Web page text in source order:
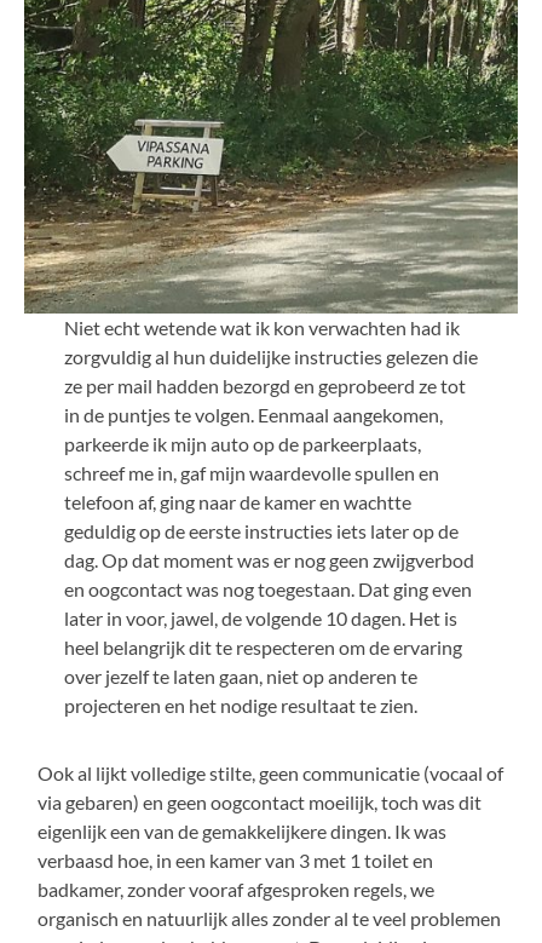
Niet echt wetende wat ik kon verwachten had ik
zorgvuldig al hun duidelijke instructies gelezen die
ze per mail hadden bezorgd en geprobeerd ze tot
in de puntjes te volgen. Eenmaal aangekomen,
parkeerde ik mijn auto op de parkeerplaats,
schreef me in, gaf mijn waardevolle spullen en
telefoon af, ging naar de kamer en wachtte
geduldig op de eerste instructies iets later op de
dag. Op dat moment was er nog geen zwijgverbod
en oogcontact was nog toegestaan. Dat ging even
later in voor, jawel, de volgende 10 dagen. Het is
heel belangrijk dit te respecteren om de ervaring
over jezelf te laten gaan, niet op anderen te
projecteren en het nodige resultaat te zien.
Ook al lijkt volledige stilte, geen communicatie (vocaal of
via gebaren) en geen oogcontact moeilijk, toch was dit
eigenlijk een van de gemakkelijkere dingen. Ik was
verbaasd hoe, in een kamer van 3 met 1 toilet en
badkamer, zonder vooraf afgesproken regels, we
organisch en natuurlijk alles zonder al te veel problemen